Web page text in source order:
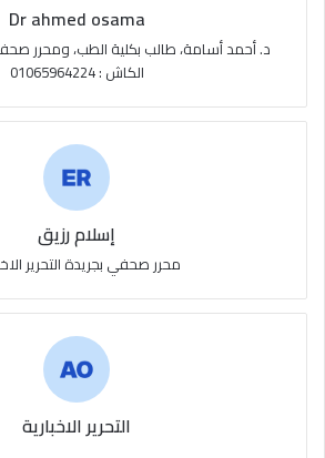
Dr ahmed osama
د. أحمد أسامة، طالب بكلية الطب، ومحرر
الكاش : 01065964224
إسلام رزيق
محرر صحفي بجريدة التحرير
التحرير الاخبارية